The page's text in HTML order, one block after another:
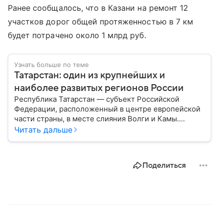
Ранее сообщалось, что в Казани на ремонт 12
участков дорог общей протяженностью в 7 км
будет потрачено около 1 млрд руб.
Узнать больше по теме
Татарстан: один из крупнейших и
наиболее развитых регионов России
Республика Татарстан — субъект Российской
Федерации, расположенный в центре европейской
части страны, в месте слияния Волги и Камы.
Регион считается одним из ведущих
наследием, многонациональным населением и
Читать дальше
Поделиться